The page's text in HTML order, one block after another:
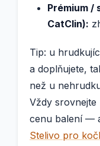
Prémium /
CatClin):
Tip: u
a doplňujete,
než u
Vždy
cenu balení —
Stelivo pro